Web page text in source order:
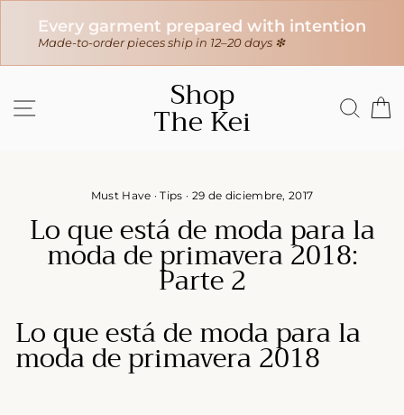
Every garment prepared with intention
Made-to-order pieces ship in 12–20 days ❇
Shop
The Kei
Must Have ·Tips · 29 de diciembre, 2017
Lo que está de moda para la
moda de primavera 2018:
Parte 2
Lo que está de moda para la
moda de primavera 2018